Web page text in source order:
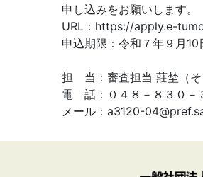
申し込みをお願いします。
URL：https://apply.e-
申込期限：令和７年９月10
担 当：審査担当 莊埜（そ
電 話：０４８－８３０－
メール：a3120-